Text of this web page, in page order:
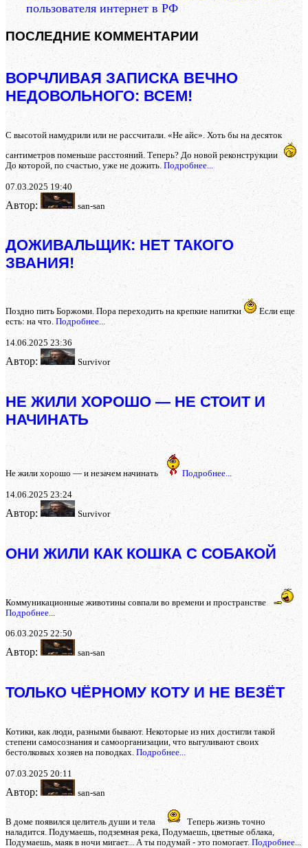
пользователя интернет в РФ
ПОСЛЕДНИЕ КОММЕНТАРИИ
ВОРЧЛИВАЯ ЗАПИСКА ВЕЧНО
НЕДОВОЛЬНОГО: ВСЕМ!
С высотой намудрили или не рассчитали. «Не айс». Хоть бы на десяток
сантиметров поменьше расстояний. Теперь? До новой реконструкции
До которой, по счастью, уже не дожить. Подробнее...
07.03.2025 19:40
Автор: san-san
ДОЖИВАЛЬЩИК: НЕТ ТАКОГО
ЗВАНИЯ!
Поздно пить Боржоми. Пора переходить на крепкие напитки
Если еще
есть: на что. Подробнее...
14.06.2025 23:36
Автор: Survivor
НЕ ЖИЛИ ХОРОШО — НЕ СТОИТ И
НАЧИНАТЬ
Не жили хорошо — и незачем начинать Подробнее...
14.06.2025 23:24
Автор: Survivor
ОНИ ЖИЛИ КАК КОШКА С СОБАКОЙ
Коммуникационные животины совпали во времени и пространстве
Подробнее...
06.03.2025 22:50
Автор: san-san
ТОЛЬКО ЧЁРНОМУ КОТУ И НЕ ВЕЗЁТ
Котики, как люди, разными бывают. Некоторые из них достигли такой
степени самосознания и самоорганизации, что выгуливают своих
бестолковых хозяев на поводках. Подробнее...
07.03.2025 20:11
Автор: san-san
В доме появился целитель души и тела
Теперь жизнь точно
наладится. Подумаешь, подземная река, Подумаешь, цветные облака,
Подумаешь, маяк в ночи мигает... А ты подумай - это помогает. Подробнее...